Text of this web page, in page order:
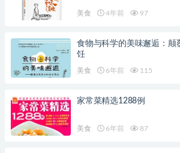
美食 4年前 97
食物与科学的美味邂逅：颠
饪
美食 6年前 115
家常菜精选1288例
美食 6年前 87